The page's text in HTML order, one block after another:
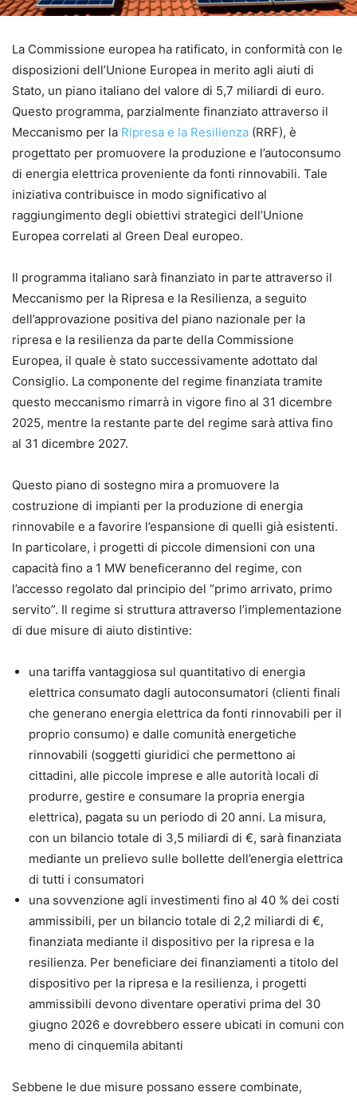
La Commissione europea ha ratificato, in conformità con le
disposizioni dell’Unione Europea in merito agli aiuti di
Stato, un piano italiano del valore di 5,7 miliardi di euro.
Questo programma, parzialmente finanziato attraverso il
Meccanismo per la Ripresa e la Resilienza (RRF), è
progettato per promuovere la produzione e l’autoconsumo
di energia elettrica proveniente da fonti rinnovabili. Tale
iniziativa contribuisce in modo significativo al
raggiungimento degli obiettivi strategici dell’Unione
Europea correlati al Green Deal europeo.
Il programma italiano sarà finanziato in parte attraverso il
Meccanismo per la Ripresa e la Resilienza, a seguito
dell’approvazione positiva del piano nazionale per la
ripresa e la resilienza da parte della Commissione
Europea, il quale è stato successivamente adottato dal
Consiglio. La componente del regime finanziata tramite
questo meccanismo rimarrà in vigore fino al 31 dicembre
2025, mentre la restante parte del regime sarà attiva fino
al 31 dicembre 2027.
Questo piano di sostegno mira a promuovere la
costruzione di impianti per la produzione di energia
rinnovabile e a favorire l’espansione di quelli già esistenti.
In particolare, i progetti di piccole dimensioni con una
capacità fino a 1 MW beneficeranno del regime, con
l’accesso regolato dal principio del “primo arrivato, primo
servito”. Il regime si struttura attraverso l’implementazione
di due misure di aiuto distintive:
una tariffa vantaggiosa sul quantitativo di energia
elettrica consumato dagli autoconsumatori (clienti finali
che generano energia elettrica da fonti rinnovabili per il
proprio consumo) e dalle comunità energetiche
rinnovabili (soggetti giuridici che permettono ai
cittadini, alle piccole imprese e alle autorità locali di
produrre, gestire e consumare la propria energia
elettrica), pagata su un periodo di 20 anni. La misura,
con un bilancio totale di 3,5 miliardi di €, sarà finanziata
mediante un prelievo sulle bollette dell’energia elettrica
di tutti i consumatori
una sovvenzione agli investimenti fino al 40 % dei costi
ammissibili, per un bilancio totale di 2,2 miliardi di €,
finanziata mediante il dispositivo per la ripresa e la
resilienza. Per beneficiare dei finanziamenti a titolo del
dispositivo per la ripresa e la resilienza, i progetti
ammissibili devono diventare operativi prima del 30
giugno 2026 e dovrebbero essere ubicati in comuni con
meno di cinquemila abitanti
Sebbene le due misure possano essere combinate,